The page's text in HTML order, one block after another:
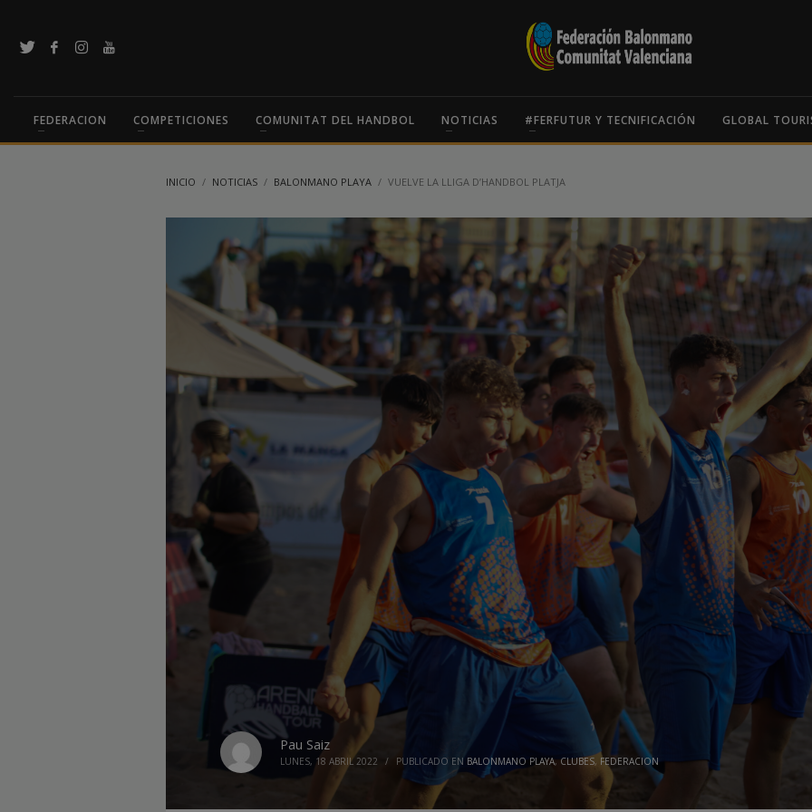
FEDERACION COMPETICIONES COMUNITAT DEL HANDBOL NOTICIAS #FERFUTUR Y TECNIFICACIÓN GLOBAL
INICIO NOTICIAS BALONMANO PLAYA VUELVE LA LLIGA D’HANDBOL PLATJA
Pau Saiz
LUNES, 18 ABRIL 2022 / PUBLICADO EN BALONMANO PLAYA, CLUBES, FEDERACION